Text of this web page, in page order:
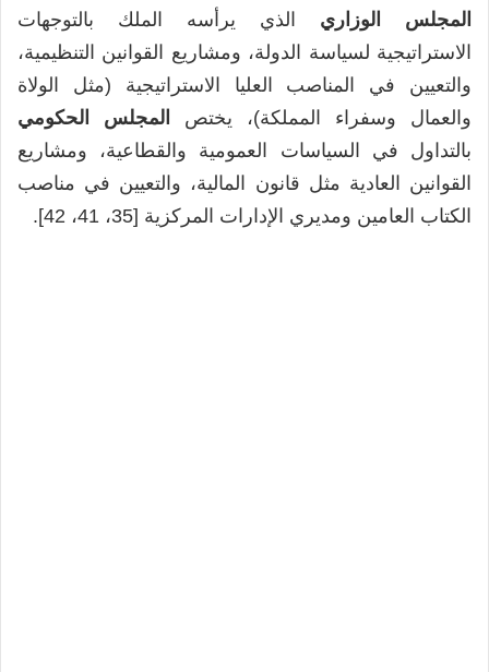
المجلس الوزاري الذي يرأسه الملك بالتوجهات
الاستراتيجية لسياسة الدولة، ومشاريع القوانين التنظيمية،
والتعيين في المناصب العليا الاستراتيجية (مثل الولاة
والعمال وسفراء المملكة)، يختص
المجلس الحكومي
بالتداول في السياسات العمومية والقطاعية، ومشاريع
القوانين العادية مثل قانون المالية، والتعيين في مناصب
الكتاب العامين ومديري الإدارات المركزية [35، 41، 42].